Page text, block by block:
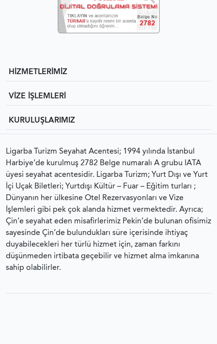
HİZMETLERİMİZ
VİZE İŞLEMLERİ
KURULUŞLARIMIZ
Ligarba Turizm Seyahat Acentesi; 1994 yılında İstanbul
Harbiye’de kurulmuş 2782 Belge numaralı A grubu IATA
üyesi seyahat acentesidir. Ligarba Turizm; Yurt Dışı ve Yurt
İçi Uçak Biletleri; Yurtdışı Kültür – Fuar – Eğitim turları ;
Dünyanın her ülkesine Otel Rezervasyonları ve Vize
İşlemleri gibi pek çok alanda hizmet vermektedir. Ayrıca;
Çin’e seyahat eden misafirlerimiz Pekin’de bulunan ofisimiz
sayesinde Çin’de bulundukları süre içerisinde ihtiyaç
duyabilecekleri her türlü hizmet için, zaman farkını
düşünmeden irtibata geçebilir ve hizmet alma imkanına
sahip olabilirler.